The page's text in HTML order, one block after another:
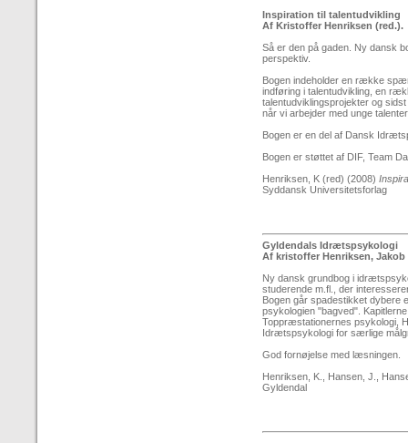
Inspiration til talentudvikling
Af Kristoffer Henriksen (red.).
Så er den på gaden. Ny dansk
perspektiv.
Bogen indeholder en række
indføring i talentudvikling, en
talentudviklingsprojekter og
når vi arbejder med unge
Bogen er en del af Dansk
Bogen er støttet af DIF, Team
Henriksen, K (red) (2008)
Syddansk Universitetsforlag
Gyldendals Idrætspsykologi
Af kristoffer Henriksen, Jakob
Ny dansk grundbog i
studerende m.fl., der
Bogen går spadestikket dybere
psykologien "bagved".
Toppræstationernes psykologi,
Idrætspsykologi for særlige
God fornøjelse med læsningen.
Henriksen, K., Hansen, J.,
Gyldendal